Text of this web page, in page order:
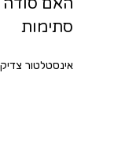
סתימות
אינסטלטור צדיק